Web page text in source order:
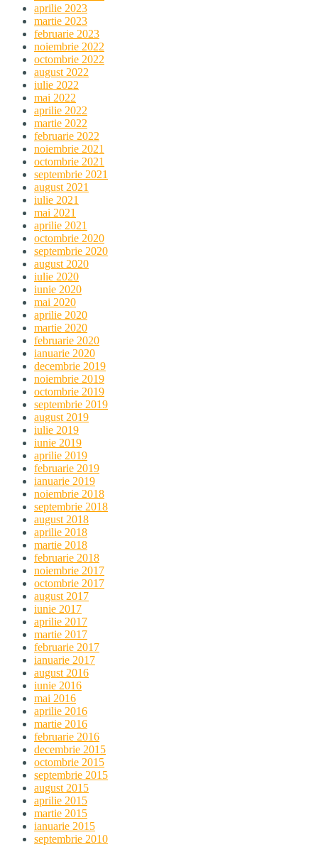
aprilie 2023
martie 2023
februarie 2023
noiembrie 2022
octombrie 2022
august 2022
iulie 2022
mai 2022
aprilie 2022
martie 2022
februarie 2022
noiembrie 2021
octombrie 2021
septembrie 2021
august 2021
iulie 2021
mai 2021
aprilie 2021
octombrie 2020
septembrie 2020
august 2020
iulie 2020
iunie 2020
mai 2020
aprilie 2020
martie 2020
februarie 2020
ianuarie 2020
decembrie 2019
noiembrie 2019
octombrie 2019
septembrie 2019
august 2019
iulie 2019
iunie 2019
aprilie 2019
februarie 2019
ianuarie 2019
noiembrie 2018
septembrie 2018
august 2018
aprilie 2018
martie 2018
februarie 2018
noiembrie 2017
octombrie 2017
august 2017
iunie 2017
aprilie 2017
martie 2017
februarie 2017
ianuarie 2017
august 2016
iunie 2016
mai 2016
aprilie 2016
martie 2016
februarie 2016
decembrie 2015
octombrie 2015
septembrie 2015
august 2015
aprilie 2015
martie 2015
ianuarie 2015
septembrie 2010